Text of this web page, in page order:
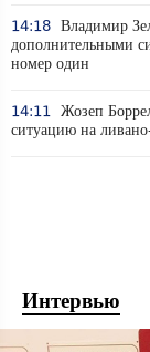
14:18 Владимир
дополнительными
номер один
14:11 Жозеп
ситуацию на
Интервью